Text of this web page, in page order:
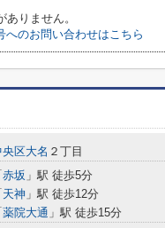
りません。
へのお問い合わせはこちら
央区大名 ２丁目
赤坂 」駅 徒歩5分
天神 」駅 徒歩12分
薬院大通 」駅 徒歩15分